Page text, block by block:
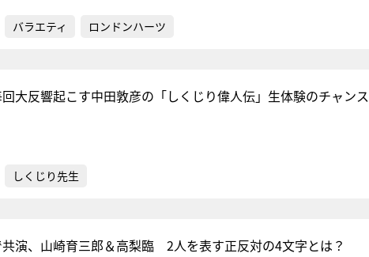
バラエティ ロンドンハーツ
大反響起こす中田敦彦の「しくじり偉人伝」生体験のチャンス
しくじり先生
演、山崎育三郎＆高梨臨 2人を表す正反対の4文字とは？